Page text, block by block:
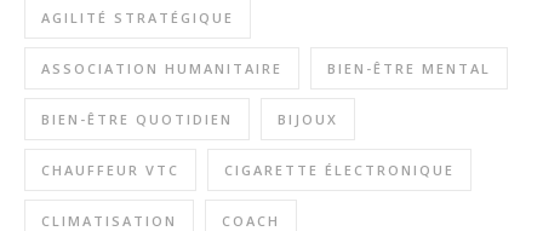
AGILITÉ STRATÉGIQUE
ASSOCIATION HUMANITAIRE BIEN-ÊTRE MENTAL
BIEN-ÊTRE QUOTIDIEN BIJOUX
CHAUFFEUR VTC CIGARETTE ÉLECTRONIQUE
CLIMATISATION COACH